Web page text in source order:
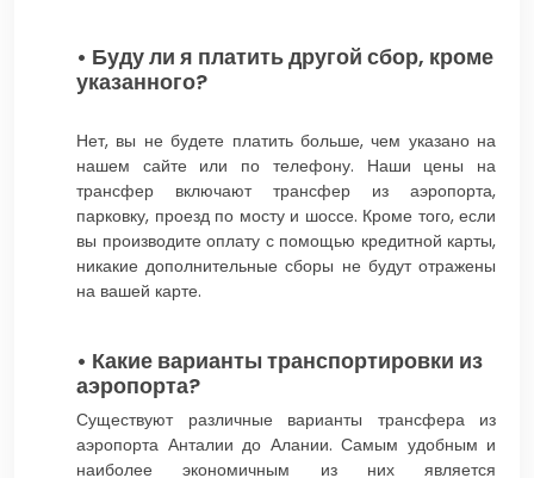
• Буду ли я платить другой сбор, кроме
указанного?
Нет, вы не будете платить больше, чем указано на
нашем сайте или по телефону. Наши цены на
трансфер включают трансфер из аэропорта,
парковку, проезд по мосту и шоссе. Кроме того, если
вы производите оплату с помощью кредитной карты,
никакие дополнительные сборы не будут отражены
на вашей карте.
• Какие варианты транспортировки из
аэропорта?
Существуют различные варианты трансфера из
аэропорта Анталии до Алании. Самым удобным и
наиболее экономичным из них является